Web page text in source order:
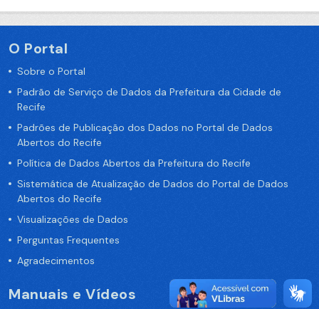
O Portal
Sobre o Portal
Padrão de Serviço de Dados da Prefeitura da Cidade de
Recife
Padrões de Publicação dos Dados no Portal de Dados
Abertos do Recife
Política de Dados Abertos da Prefeitura do Recife
Sistemática de Atualização de Dados do Portal de Dados
Abertos do Recife
Visualizações de Dados
Perguntas Frequentes
Agradecimentos
Manuais e Vídeos